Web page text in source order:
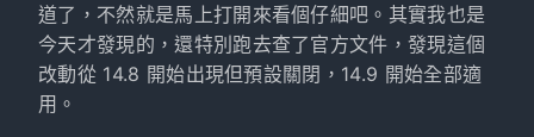
道了，不然就是馬上打開來看個仔細吧。其實我也是
今天才發現的，還特別跑去查了官方文件，發現這個
改動從 14.8 開始出現但預設關閉，14.9 開始全部適
用。